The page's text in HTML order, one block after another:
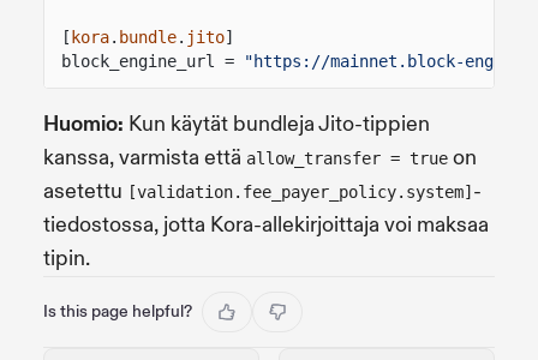
[ kora. bundle. jito]
block_engine_url =
"https://mainnet.block-
Huomio: Kun käytät bundleja Jito-tippien
kanssa, varmista että allow_transfer = true on
asetettu [validation.fee_payer_policy.system] -
tiedostossa, jotta Kora-allekirjoittaja voi maksaa
tipin.
Is this page helpful?